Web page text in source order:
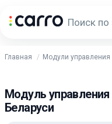
Главная Модули
Модуль
Беларуси